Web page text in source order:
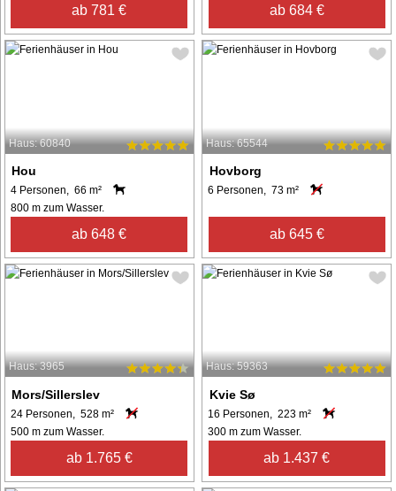
ab 781 € ab 684 €
Haus: 60840
Hou
4 Personen, 66 m²
800 m zum Wasser.
ab 648 €
Haus: 65544
Hovborg
6 Personen, 73 m²
ab 645 €
Haus: 3965
Mors/Sillerslev
24 Personen, 528 m²
500 m zum Wasser.
ab 1.765 €
Haus: 59363
Kvie Sø
16 Personen, 223 m²
300 m zum Wasser.
ab 1.437 €